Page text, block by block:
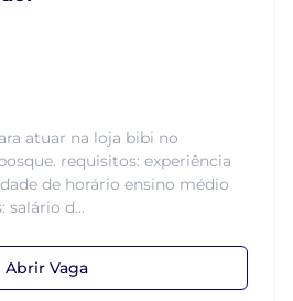
atuar na loja bibi no
requisitos: experiência
de horário ensino médio
salário d...
Abrir Vaga